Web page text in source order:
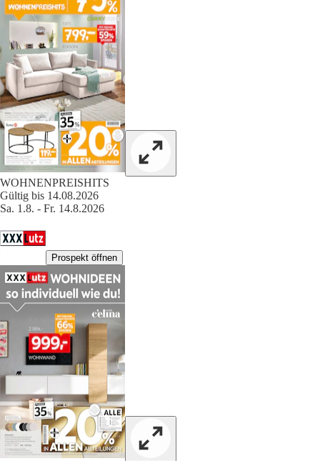
WOHNENPREISHITS
Gültig bis 14.08.2026
Sa. 1.8. - Fr. 14.8.2026
Prospekt öffnen